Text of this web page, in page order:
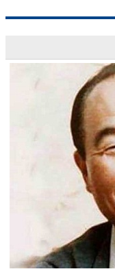
содержимому